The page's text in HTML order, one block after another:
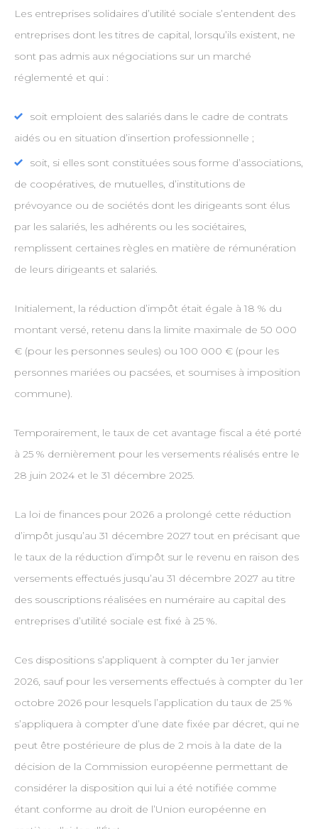
Les entreprises solidaires d’utilité sociale s’entendent des
entreprises dont les titres de capital, lorsqu’ils existent, ne
sont pas admis aux négociations sur un marché
réglementé et qui :
soit emploient des salariés dans le cadre de contrats
aidés ou en situation d’insertion professionnelle ;
soit, si elles sont constituées sous forme d’associations,
de coopératives, de mutuelles, d’institutions de
prévoyance ou de sociétés dont les dirigeants sont élus
par les salariés, les adhérents ou les sociétaires,
remplissent certaines règles en matière de rémunération
de leurs dirigeants et salariés.
Initialement, la réduction d’impôt était égale à 18 % du
montant versé, retenu dans la limite maximale de 50 000
€ (pour les personnes seules) ou 100 000 € (pour les
personnes mariées ou pacsées, et soumises à imposition
commune).
Temporairement, le taux de cet avantage fiscal a été porté
à 25 % dernièrement pour les versements réalisés entre le
28 juin 2024 et le 31 décembre 2025.
La loi de finances pour 2026 a prolongé cette réduction
d’impôt jusqu’au 31 décembre 2027 tout en précisant que
le taux de la réduction d’impôt sur le revenu en raison des
versements effectués jusqu’au 31 décembre 2027 au titre
des souscriptions réalisées en numéraire au capital des
entreprises d’utilité sociale est fixé à 25 %.
Ces dispositions s’appliquent à compter du 1er janvier
2026, sauf pour les versements effectués à compter du 1er
octobre 2026 pour lesquels l’application du taux de 25 %
s’appliquera à compter d’une date fixée par décret, qui ne
peut être postérieure de plus de 2 mois à la date de la
décision de la Commission européenne permettant de
considérer la disposition qui lui a été notifiée comme
étant conforme au droit de l’Union européenne en